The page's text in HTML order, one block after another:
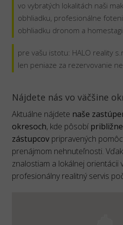
vo vybratých lokalitách naši
obhliadku, profesionálne
obhliadku dronom a
pre vašu istotu: HALO reality
len peniaze za rezervovanie
Nájdete nás vo väčšine
Aktuálne nájdete naše
okresoch, kde pôsobí
zástupcovpripravených
prenájmom nehnuteľnosti.
znalostiam a lokálnej orientácii
profesionálny realitný servis